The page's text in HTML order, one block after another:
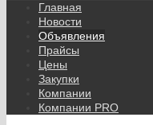
Главная
Новости
Объявления
Прайсы
Цены
Закупки
Компании
Компании PRO